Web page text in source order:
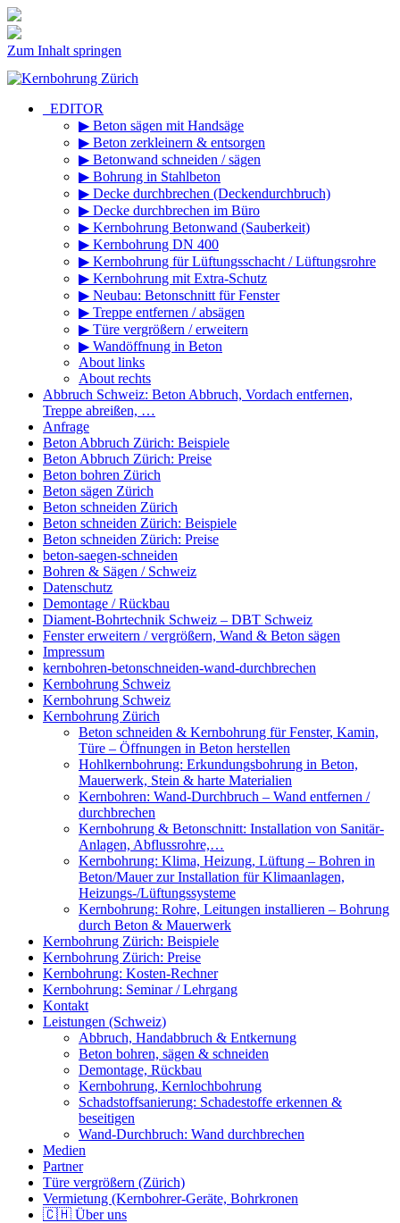
Zum Inhalt springen
_EDITOR
▶ Beton sägen mit Handsäge
▶ Beton zerkleinern & entsorgen
▶ Betonwand schneiden / sägen
▶ Bohrung in Stahlbeton
▶ Decke durchbrechen (Deckendurchbruch)
▶ Decke durchbrechen im Büro
▶ Kernbohrung Betonwand (Sauberkeit)
▶ Kernbohrung DN 400
▶ Kernbohrung für Lüftungsschacht / Lüftungsrohre
▶ Kernbohrung mit Extra-Schutz
▶ Neubau: Betonschnitt für Fenster
▶ Treppe entfernen / absägen
▶ Türe vergrößern / erweitern
▶ Wandöffnung in Beton
About links
About rechts
Abbruch Schweiz: Beton Abbruch, Vordach entfernen,
Treppe abreißen, …
Anfrage
Beton Abbruch Zürich: Beispiele
Beton Abbruch Zürich: Preise
Beton bohren Zürich
Beton sägen Zürich
Beton schneiden Zürich
Beton schneiden Zürich: Beispiele
Beton schneiden Zürich: Preise
beton-saegen-schneiden
Bohren & Sägen / Schweiz
Datenschutz
Demontage / Rückbau
Diament-Bohrtechnik Schweiz – DBT Schweiz
Fenster erweitern / vergrößern, Wand & Beton sägen
Impressum
kernbohren-betonschneiden-wand-durchbrechen
Kernbohrung Schweiz
Kernbohrung Schweiz
Kernbohrung Zürich
Beton schneiden & Kernbohrung für Fenster, Kamin,
Türe – Öffnungen in Beton herstellen
Hohlkernbohrung: Erkundungsbohrung in Beton,
Mauerwerk, Stein & harte Materialien
Kernbohren: Wand-Durchbruch – Wand entfernen /
durchbrechen
Kernbohrung & Betonschnitt: Installation von Sanitär-
Anlagen, Abflussrohre,…
Kernbohrung: Klima, Heizung, Lüftung – Bohren in
Beton/Mauer zur Installation für Klimaanlagen,
Heizungs-/Lüftungssysteme
Kernbohrung: Rohre, Leitungen installieren – Bohrung
durch Beton & Mauerwerk
Kernbohrung Zürich: Beispiele
Kernbohrung Zürich: Preise
Kernbohrung: Kosten-Rechner
Kernbohrung: Seminar / Lehrgang
Kontakt
Leistungen (Schweiz)
Abbruch, Handabbruch & Entkernung
Beton bohren, sägen & schneiden
Demontage, Rückbau
Kernbohrung, Kernlochbohrung
Schadstoffsanierung: Schadestoffe erkennen &
beseitigen
Wand-Durchbruch: Wand durchbrechen
Medien
Partner
Türe vergrößern (Zürich)
Vermietung (Kernbohrer-Geräte, Bohrkronen
🇨🇭 Über uns